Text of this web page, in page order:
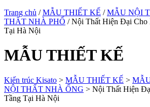
Trang chủ /MẪU THIẾT KẾ /MẪU NỘI
THẤT NHÀ PHỐ / Nội Thất Hiện Đại Cho
Tại Hà Nội
MẪU THIẾT KẾ
Kiến trúc Kisato > MẪU THIẾT KẾ >
NỘI THẤT NHÀ ỐNG > Nội Thất Hiện
Tầng Tại Hà Nội